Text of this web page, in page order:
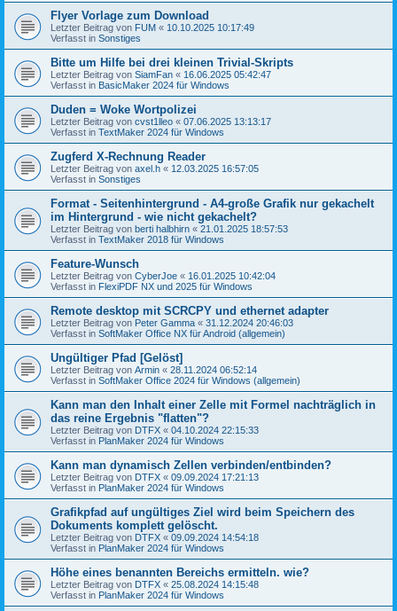
Flyer Vorlage zum Download
Letzter Beitrag von FUM « 10.10.2025 10:17:49
Verfasst in Sonstiges
Bitte um Hilfe bei drei kleinen Trivial-Skripts
Letzter Beitrag von SiamFan « 16.06.2025 05:42:47
Verfasst in BasicMaker 2024 für Windows
Duden = Woke Wortpolizei
Letzter Beitrag von cvst1lleo « 07.06.2025 13:13:17
Verfasst in TextMaker 2024 für Windows
Zugferd X-Rechnung Reader
Letzter Beitrag von axel.h « 12.03.2025 16:57:05
Verfasst in Sonstiges
Format - Seitenhintergrund - A4-große Grafik nur gekachelt
im Hintergrund - wie nicht gekachelt?
Letzter Beitrag von berti halbhirn « 21.01.2025 18:57:53
Verfasst in TextMaker 2018 für Windows
Feature-Wunsch
Letzter Beitrag von CyberJoe « 16.01.2025 10:42:04
Verfasst in FlexiPDF NX und 2025 für Windows
Remote desktop mit SCRCPY und ethernet adapter
Letzter Beitrag von Peter Gamma « 31.12.2024 20:46:03
Verfasst in SoftMaker Office NX für Android (allgemein)
Ungültiger Pfad [Gelöst]
Letzter Beitrag von Armin « 28.11.2024 06:52:14
Verfasst in SoftMaker Office 2024 für Windows (allgemein)
Kann man den Inhalt einer Zelle mit Formel nachträglich in
das reine Ergebnis "flatten"?
Letzter Beitrag von DTFX « 04.10.2024 22:15:33
Verfasst in PlanMaker 2024 für Windows
Kann man dynamisch Zellen verbinden/entbinden?
Letzter Beitrag von DTFX « 09.09.2024 17:21:13
Verfasst in PlanMaker 2024 für Windows
Grafikpfad auf ungültiges Ziel wird beim Speichern des
Dokuments komplett gelöscht.
Letzter Beitrag von DTFX « 09.09.2024 14:54:18
Verfasst in PlanMaker 2024 für Windows
Höhe eines benannten Bereichs ermitteln. wie?
Letzter Beitrag von DTFX « 25.08.2024 14:15:48
Verfasst in PlanMaker 2024 für Windows